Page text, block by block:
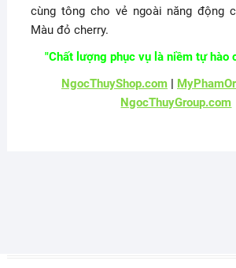
cùng tông cho vẻ ngoài năng động
Màu đỏ cherry.
"Chất lượng phục vụ là niềm tự hào
NgocThuyShop.com|
NgocThuyGroup.com